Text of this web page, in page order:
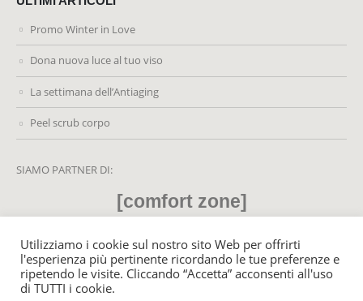
Promo Winter in Love
Dona nuova luce al tuo viso
La settimana dell’Antiaging
Peel scrub corpo
SIAMO PARTNER DI:
[comfort zone]
© MyLifeCenter.it 2021. All Rights Reserved - P. Iva: 02459220428
Utilizziamo i cookie sul nostro sito Web per offrirti
l'esperienza più pertinente ricordando le tue preferenze e
ripetendo le visite. Cliccando “Accetta” acconsenti all'uso
di TUTTI i cookie.